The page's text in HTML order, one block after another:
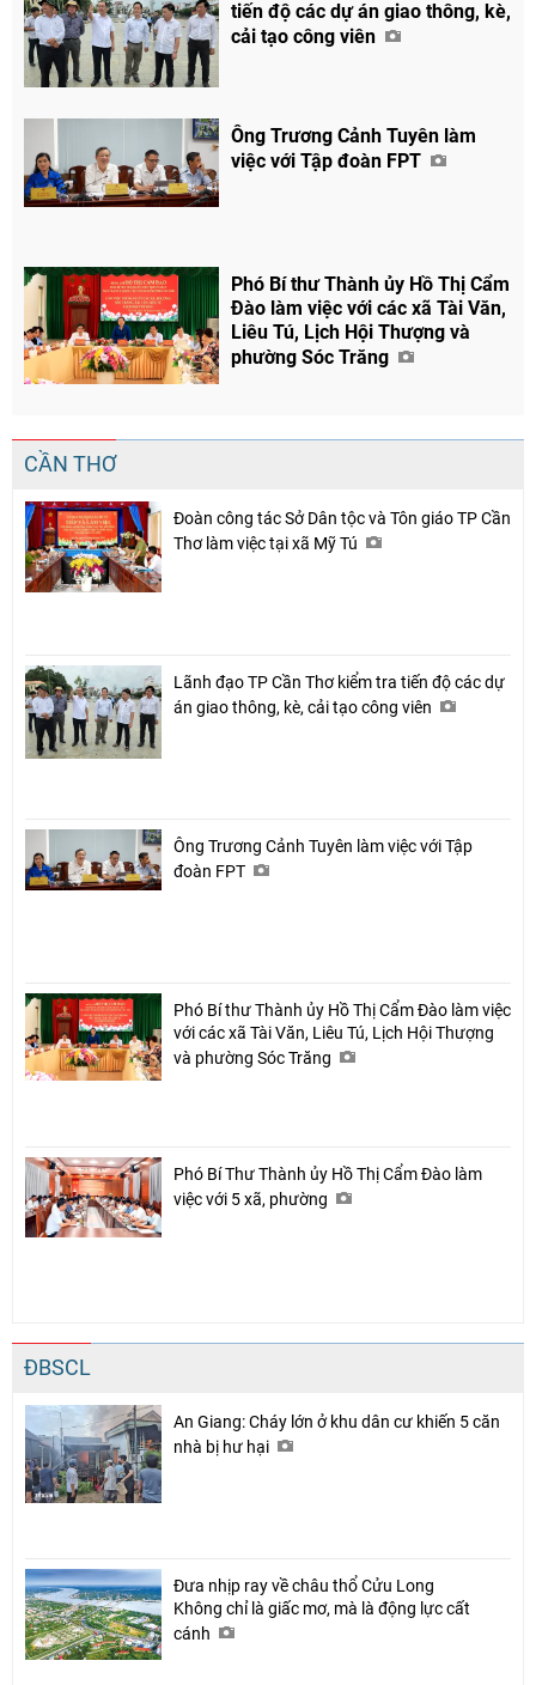
Chia sẻ
tiến độ các dự án giao thông, kè,
cải tạo công viên
Ông Trương Cảnh Tuyên làm
việc với Tập đoàn FPT
Phó Bí thư Thành ủy Hồ Thị Cẩm
Đào làm việc với các xã Tài Văn,
Liêu Tú, Lịch Hội Thượng và
phường Sóc Trăng
CẦN THƠ
Đoàn công tác Sở Dân tộc và Tôn giáo TP Cần
Thơ làm việc tại xã Mỹ Tú
Lãnh đạo TP Cần Thơ kiểm tra tiến độ các dự
án giao thông, kè, cải tạo công viên
Ông Trương Cảnh Tuyên làm việc với Tập
đoàn FPT
Phó Bí thư Thành ủy Hồ Thị Cẩm Đào làm việc
với các xã Tài Văn, Liêu Tú, Lịch Hội Thượng
và phường Sóc Trăng
Phó Bí Thư Thành ủy Hồ Thị Cẩm Đào làm
việc với 5 xã, phường
ĐBSCL
An Giang: Cháy lớn ở khu dân cư khiến 5 căn
nhà bị hư hại
Đưa nhịp ray về châu thổ Cửu Long
Không chỉ là giấc mơ, mà là động lực cất
cánh